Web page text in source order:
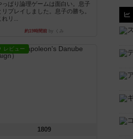
っぱり論理ゲームは面白い。息子
リプレイしました。息子の勝ち。
れリ...
約19時間前 by くみ
レビュー
1809